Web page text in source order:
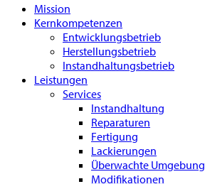
Mission
Kernkompetenzen
Entwicklungsbetrieb
Herstellungsbetrieb
Instandhaltungsbetrieb
Leistungen
Services
Instandhaltung
Reparaturen
Fertigung
Lackierungen
Überwachte Umgebung
Modifikationen